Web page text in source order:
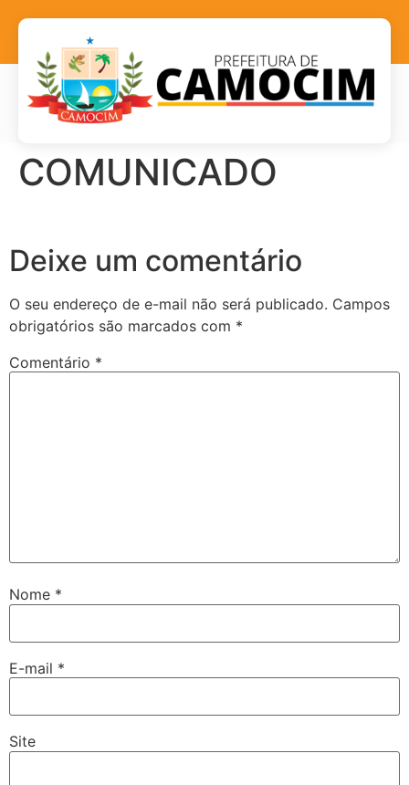
COMUNICADO
Deixe um comentário
O seu endereço de e-mail não será publicado. Campos
obrigatórios são marcados com *
Comentário *
Nome *
E-mail *
Site